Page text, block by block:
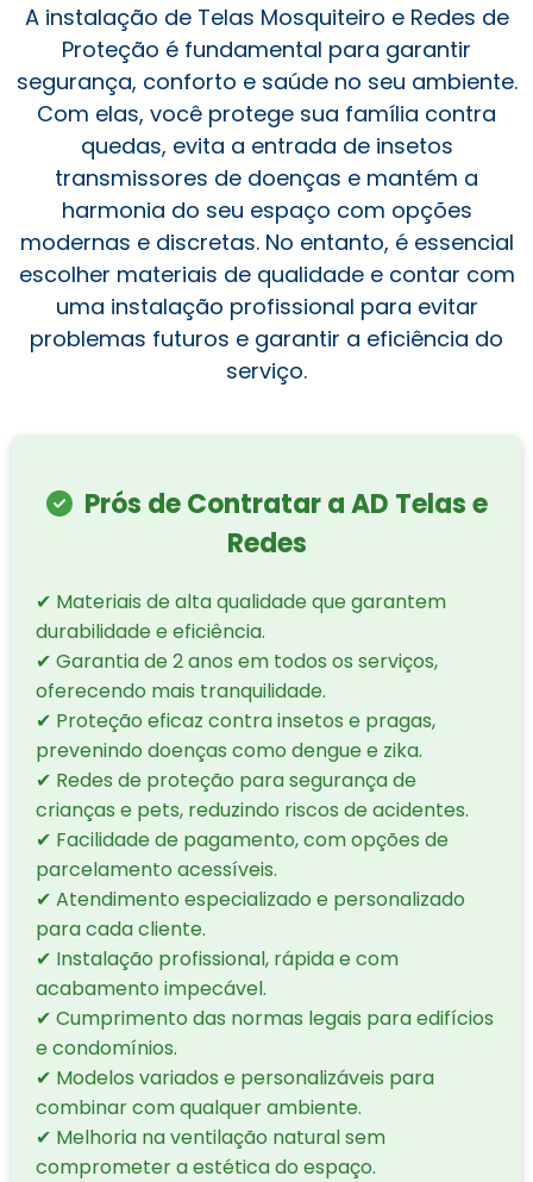
A instalação de Telas Mosquiteiro e Redes de
Proteção é fundamental para garantir
segurança, conforto e saúde no seu ambiente.
Com elas, você protege sua família contra
quedas, evita a entrada de insetos
transmissores de doenças e mantém a
harmonia do seu espaço com opções
modernas e discretas. No entanto, é essencial
escolher materiais de qualidade e contar com
uma instalação profissional para evitar
problemas futuros e garantir a eficiência do
serviço.
Prós de Contratar a AD Telas e
Redes
✔ Materiais de alta qualidade que garantem
durabilidade e eficiência.
✔ Garantia de 2 anos em todos os serviços,
oferecendo mais tranquilidade.
✔ Proteção eficaz contra insetos e pragas,
prevenindo doenças como dengue e zika.
✔ Redes de proteção para segurança de
crianças e pets, reduzindo riscos de acidentes.
✔ Facilidade de pagamento, com opções de
parcelamento acessíveis.
✔ Atendimento especializado e personalizado
para cada cliente.
✔ Instalação profissional, rápida e com
acabamento impecável.
✔ Cumprimento das normas legais para edifícios
e condomínios.
✔ Modelos variados e personalizáveis para
combinar com qualquer ambiente.
✔ Melhoria na ventilação natural sem
comprometer a estética do espaço.